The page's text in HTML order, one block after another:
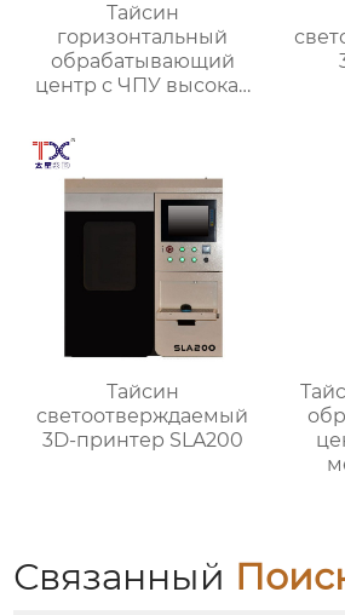
Тайсин
горизонтальный
обрабатывающий
центр с ЧПУ высокая
Тайсин
светоотверждаемый
3D-принтер SLA200
Связанный